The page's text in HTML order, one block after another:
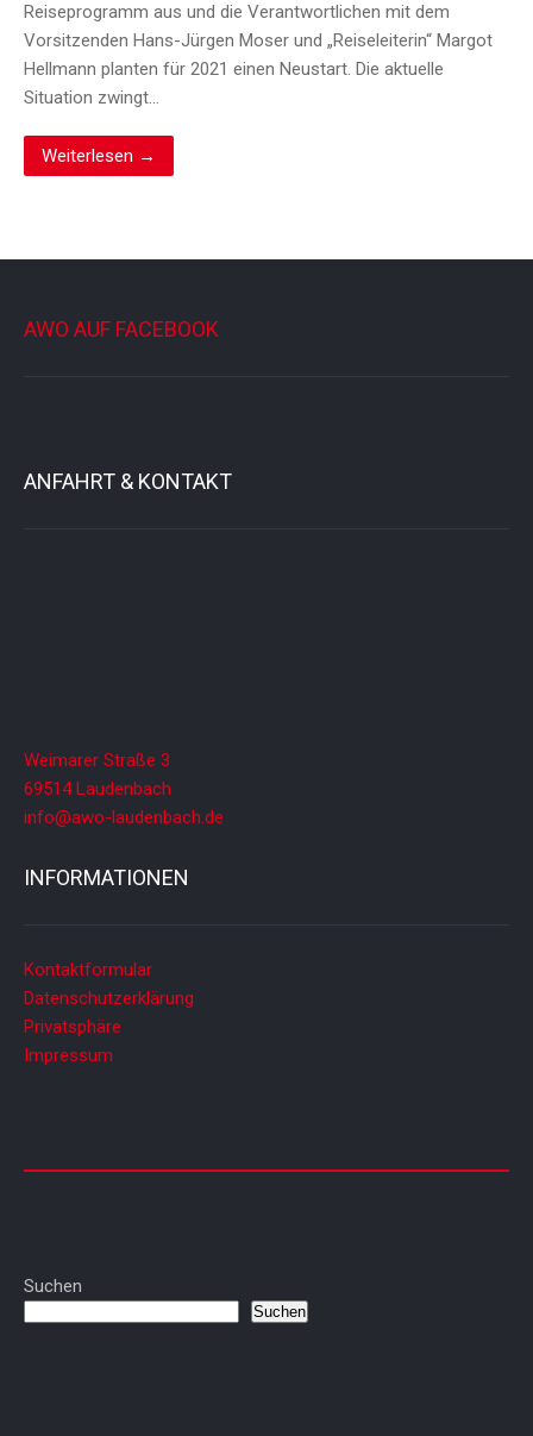
Reiseprogramm aus und die Verantwortlichen mit dem
Vorsitzenden Hans-Jürgen Moser und „Reiseleiterin“ Margot
Hellmann planten für 2021 einen Neustart. Die aktuelle
Situation zwingt…
Weiterlesen →
AWO AUF FACEBOOK
ANFAHRT & KONTAKT
Weimarer Straße 3
69514 Laudenbach
info@awo-laudenbach.de
INFORMATIONEN
Kontaktformular
Datenschutzerklärung
Privatsphäre
Impressum
Suchen
Suchen